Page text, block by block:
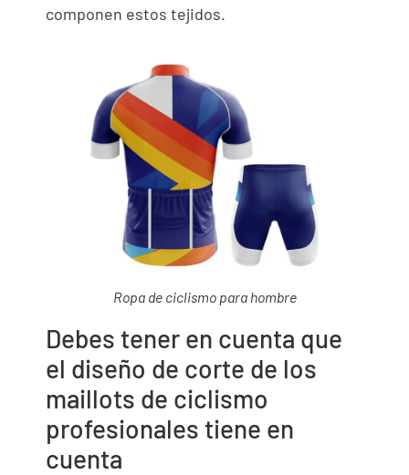
componen estos tejidos.
Ropa de ciclismo para hombre
Debes tener en cuenta que
el diseño de corte de los
maillots de ciclismo
profesionales tiene en
cuenta